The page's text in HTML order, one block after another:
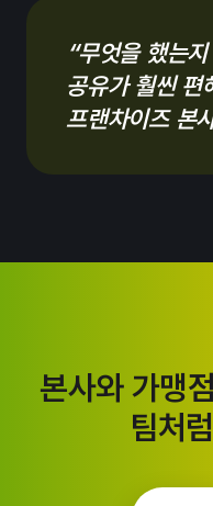
“무엇을 했는
공유가 훨씬
프랜차이즈 본
본사와 가맹
팀처